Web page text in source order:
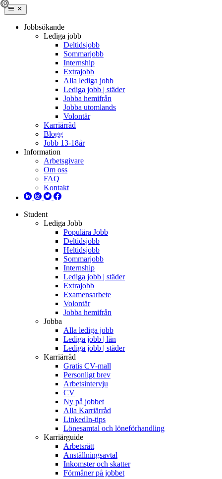
Jobbsökande
Lediga jobb
Deltidsjobb
Sommarjobb
Internship
Extrajobb
Alla lediga jobb
Lediga jobb | städer
Jobba hemifrån
Jobba utomlands
Volontär
Karriärråd
Blogg
Jobb 13-18år
Information
Arbetsgivare
Om oss
FAQ
Kontakt
Student
Lediga Jobb
Populära Jobb
Deltidsjobb
Heltidsjobb
Sommarjobb
Internship
Lediga jobb | städer
Extrajobb
Examensarbete
Volontär
Jobba hemifrån
Jobba
Alla lediga jobb
Lediga jobb | län
Lediga jobb | städer
Karriärråd
Gratis CV-mall
Personligt brev
Arbetsintervju
CV
Ny på jobbet
Alla Karriärråd
LinkedIn-tips
Lönesamtal och löneförhandling
Karriärguide
Arbetsrätt
Anställningsavtal
Inkomster och skatter
Förmåner på jobbet